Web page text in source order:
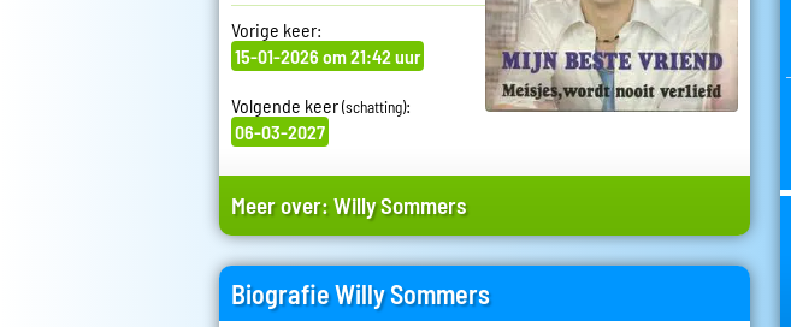
Vorige keer:
15-01-2026 om 21:42 uur
Volgende keer(schatting):
06-03-2027
Meer over:Willy Sommers
Biografie Willy Sommers